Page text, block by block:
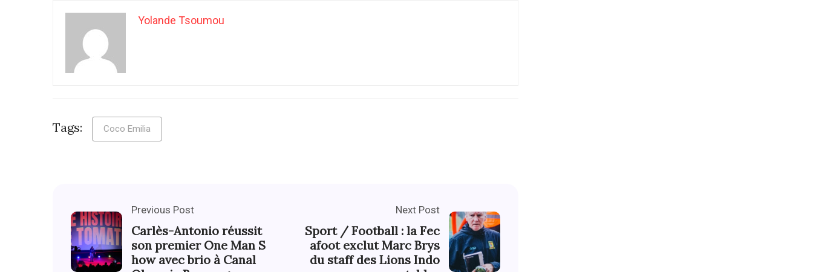
Yolande Tsoumou
Tags: Coco Emilia
Previous Post
Carlès-Antonio réussit
son premier One Man S
how avec brio à Canal
Next Post
Sport / Football : la Fec
afoot exclut Marc Brys
du staff des Lions Indo